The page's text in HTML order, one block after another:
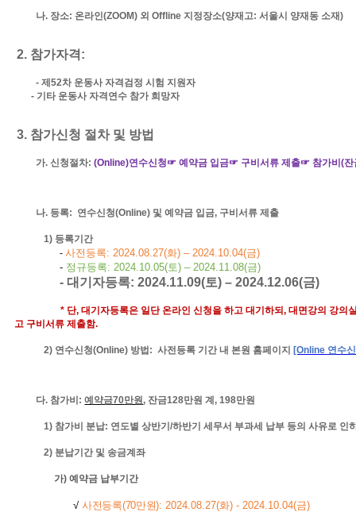
나. 장소: 온라인(ZOOM) 외 Offline지정장소(양재고:서울시 양재동 소재)
2. 참가자격 :
-제52차 운동사 자격검정 시험 지원자
-기타 운동사 자격연수 참가 희망자
3. 참가신청 절차 및 방법
가.신청절차: (Online)연수신청☞ 예약금 입금☞ 구비서류 제출☞ 참가비(잔
나. 등록: 연수신청(Online) 및 예약금 입금, 구비서류 제출
1) 등록기간
- 사전등록: 2024.08.27(화) –2024.10.04(금)
- 정규등록: 2024.10.05(토) –2024.11.08(금)
- 대기자등록: 2024.11.09(토) – 2024.12.06(금)
* 단, 대기자등록은 일단 온라인 신청을 하고 대기하되, 대면강의 강의
고 구비서류 제출함.
2) 연수신청(Online) 방법: 사전등록 기간 내 본원 홈페이지 [Online 연수
다. 참가비:예약금70만원, 잔금128만원 계, 198만원
1) 참가비 분납: 연도별 상반기/하반기 세무서 부과세 납부 등의 사유로 인
2) 분납기간 및 송금계좌
가)예약금 납부기간
√ 사전등록(70만원): 2024.08.27(화) - 2024.10.04(금)